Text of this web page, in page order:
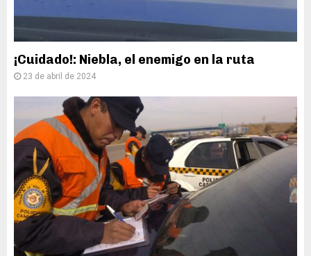
¡Cuidado!: Niebla, el enemigo en la ruta
23 de abril de 2024